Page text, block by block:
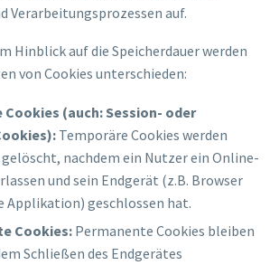
Verarbeitungsprozessen auf.
Hinblick auf die Speicherdauer werden
von Cookies unterschieden:
Cookies (auch: Session- oder
Temporäre Cookies werden
nachdem ein Nutzer ein Online-
und sein Endgerät (z.B. Browser
Applikation) geschlossen hat.
Cookies: Permanente Cookies bleiben
Schließen des Endgerätes